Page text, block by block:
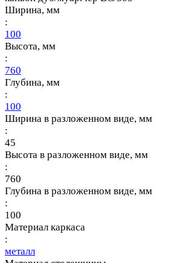
Ширина, мм
:
100
Высота, мм
:
760
Глубина, мм
:
100
Ширина в разложенном виде, мм
:
45
Высота в разложенном виде, мм
:
760
Глубина в разложенном виде, мм
:
100
Материал каркаса
:
металл